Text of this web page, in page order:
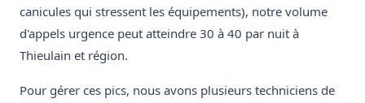
canicules qui stressent les équipements), notre volume
d'appels urgence peut atteindre 30 à 40 par nuit à
Thieulain et région.
Pour gérer ces pics, nous avons plusieurs techniciens de